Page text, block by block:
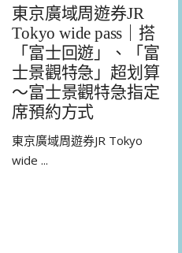
東京廣域周遊券JR
Tokyo wide pass｜搭
「富士回遊」、「富
士景觀特急」超划算
～富士景觀特急指定
席預約方式
東京廣域周遊券JR Tokyo
wide ...